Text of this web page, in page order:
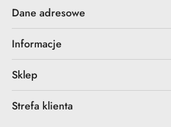
Dane adresowe
Informacje
Sklep
Strefa klienta